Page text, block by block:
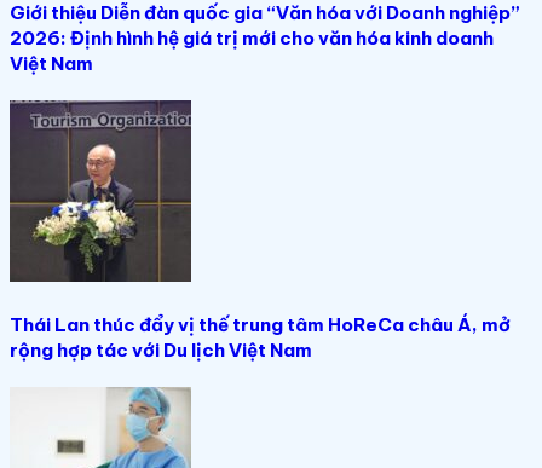
Giới thiệu Diễn đàn quốc gia “Văn hóa với Doanh nghiệp”
2026: Định hình hệ giá trị mới cho văn hóa kinh doanh
Việt Nam
Thái Lan thúc đẩy vị thế trung tâm HoReCa châu Á, mở
rộng hợp tác với Du lịch Việt Nam